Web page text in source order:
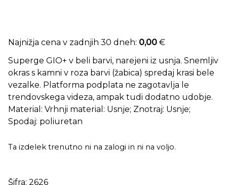
Najnižja cena v zadnjih 30 dneh: 0,00 €
Superge GIO+ v beli barvi, narejeni iz usnja. Snemljiv
okras s kamni v roza barvi (žabica) spredaj krasi bele
vezalke. Platforma podplata ne zagotavlja le
trendovskega videza, ampak tudi dodatno udobje.
Material: Vrhnji material: Usnje; Znotraj: Usnje;
Spodaj: poliuretan
Ta izdelek trenutno ni na zalogi in ni na voljo.
Šifra: 2626